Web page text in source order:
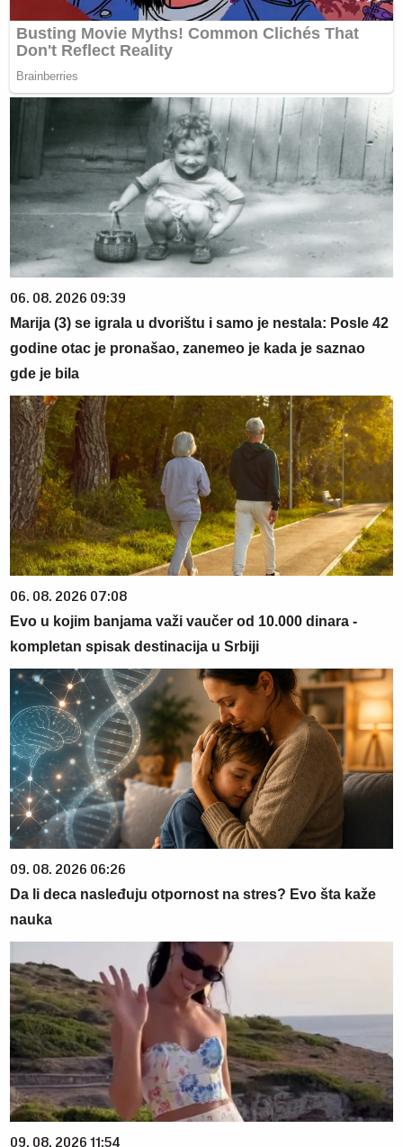
06. 08. 2026 09:39
Marija (3) se igrala u dvorištu i samo je nestala: Posle 42
godine otac je pronašao, zanemeo je kada je saznao
gde je bila
06. 08. 2026 07:08
Evo u kojim banjama važi vaučer od 10.000 dinara -
kompletan spisak destinacija u Srbiji
09. 08. 2026 06:26
Da li deca nasleđuju otpornost na stres? Evo šta kaže
nauka
09. 08. 2026 11:54